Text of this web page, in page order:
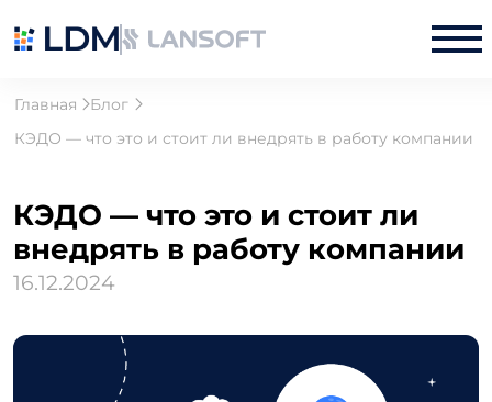
внедрять в работу компании
16.12.2024